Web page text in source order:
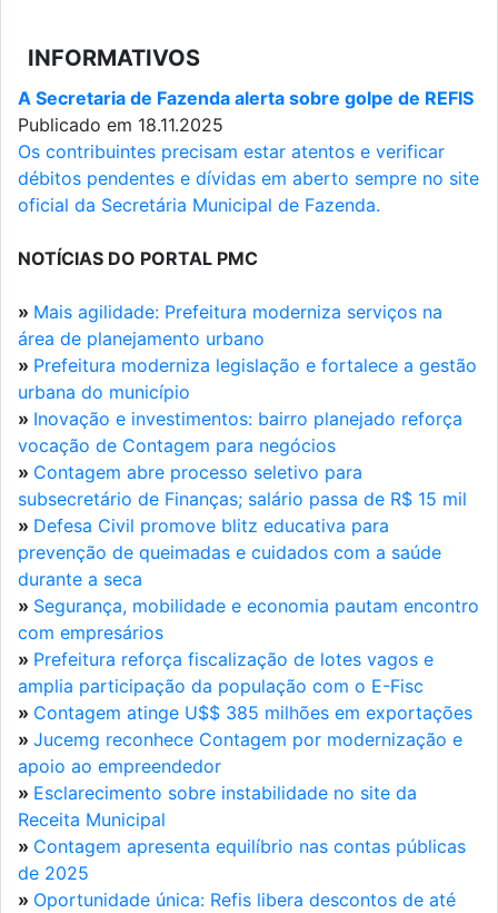
INFORMATIVOS
A Secretaria de Fazenda alerta sobre golpe de REFIS
Publicado em 18.11.2025
Os contribuintes precisam estar atentos e verificar
débitos pendentes e dívidas em aberto sempre no site
oficial da Secretária Municipal de Fazenda.
NOTÍCIAS DO PORTAL PMC
» Mais agilidade: Prefeitura moderniza serviços na
área de planejamento urbano
» Prefeitura moderniza legislação e fortalece a gestão
urbana do município
» Inovação e investimentos: bairro planejado reforça
vocação de Contagem para negócios
» Contagem abre processo seletivo para
subsecretário de Finanças; salário passa de R$ 15 mil
» Defesa Civil promove blitz educativa para
prevenção de queimadas e cuidados com a saúde
durante a seca
» Segurança, mobilidade e economia pautam encontro
com empresários
» Prefeitura reforça fiscalização de lotes vagos e
amplia participação da população com o E-Fisc
» Contagem atinge U$$ 385 milhões em exportações
» Jucemg reconhece Contagem por modernização e
apoio ao empreendedor
» Esclarecimento sobre instabilidade no site da
Receita Municipal
» Contagem apresenta equilíbrio nas contas públicas
de 2025
» Oportunidade única: Refis libera descontos de até